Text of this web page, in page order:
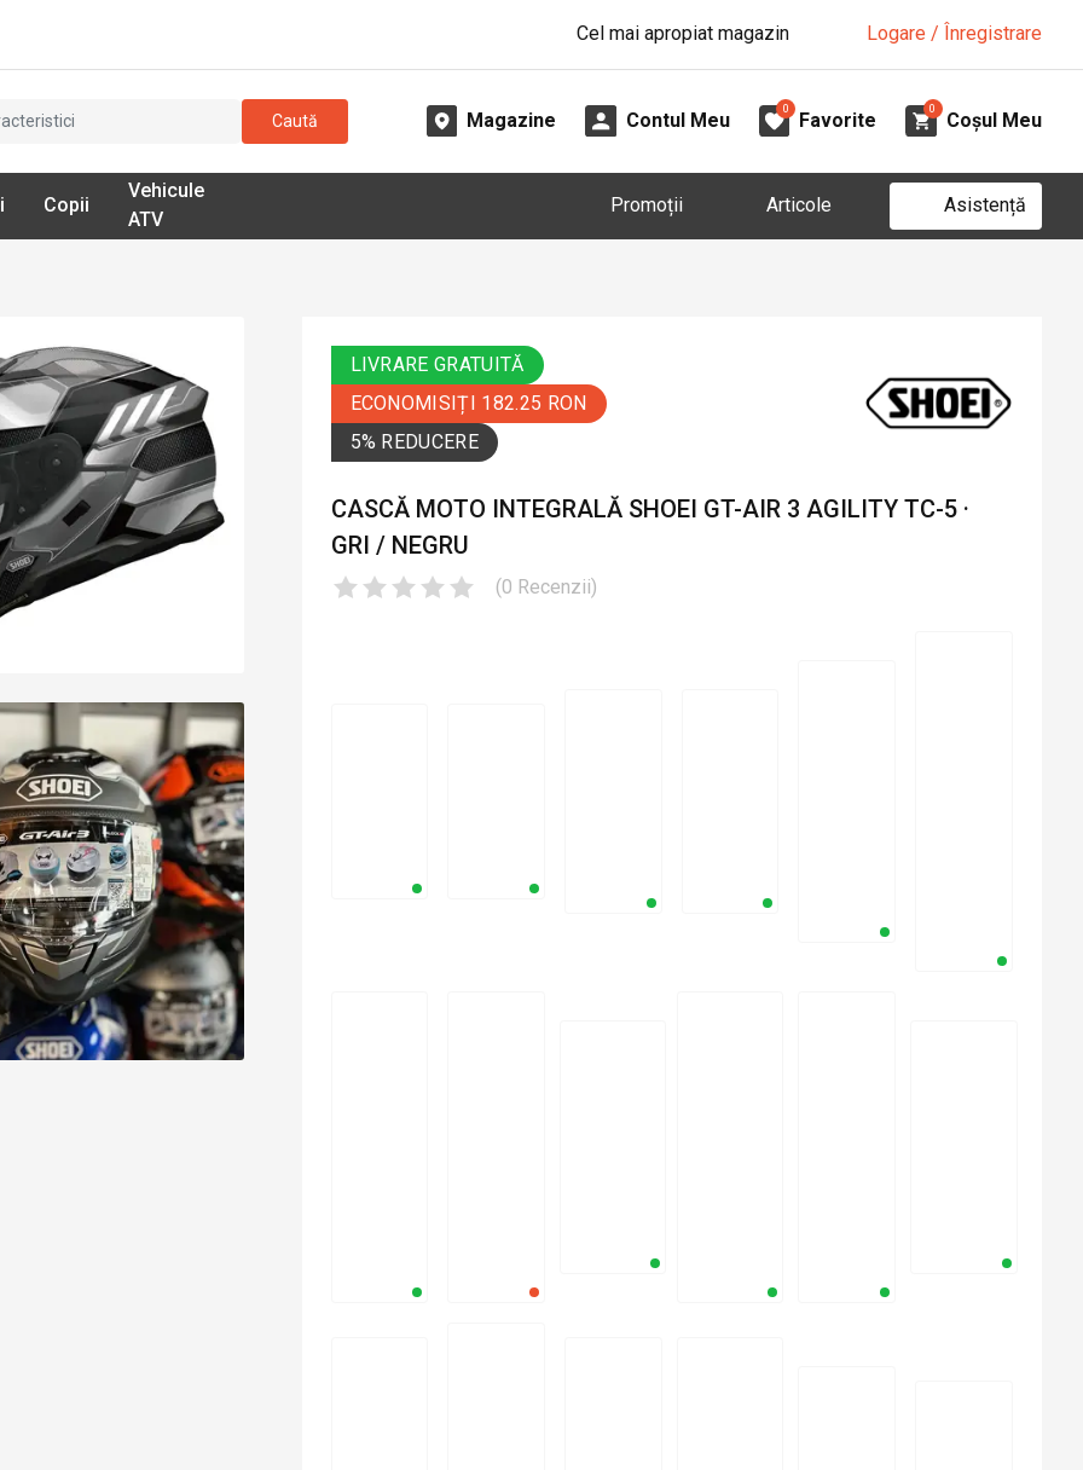
Cel mai apropiat magazin Logare / Înregistrare
Caută Magazine Contul Meu
0
Favorite
0
Coșul Meu
Copii
Vehicule
ATV
Promoții Articole Asistență
LIVRARE GRATUITĂ
ECONOMISIȚI 182.25 RON
5% REDUCERE
CASCĂ MOTO INTEGRALĂ SHOEI GT-AIR 3 AGILITY TC-5 ·
GRI / NEGRU
(0 Recenzii)